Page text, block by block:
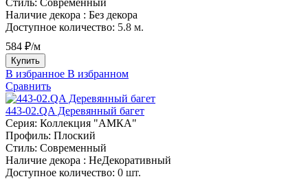
Наличие декора : Без декора
Доступное количество: 5.8 м.
584 ₽/м
Купить
В избранное В избранном
Сравнить
443-02.QA Деревянный багет
Серия: Коллекция "АМКА"
Профиль: Плоский
Стиль: Современный
Наличие декора : НеДекоративный
Доступное количество: 0 шт.